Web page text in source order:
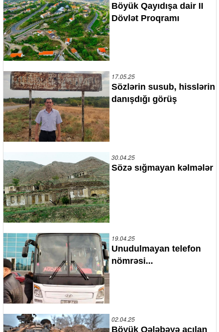
Böyük Qayıdışa dair II
Dövlət Proqramı
17.05.25
Sözlərin susub, hisslərin
danışdığı görüş
30.04.25
Sözə sığmayan kəlmələr
19.04.25
Unudulmayan telefon
nömrəsi...
02.04.25
Böyük Qələbəyə açılan